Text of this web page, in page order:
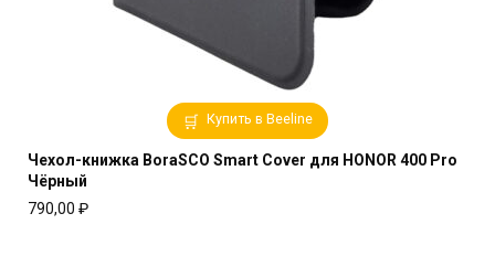
Купить в Beeline
Чехол-книжка BoraSCO Smart Cover для HONOR 400 Pro
Чёрный
790,00 ₽